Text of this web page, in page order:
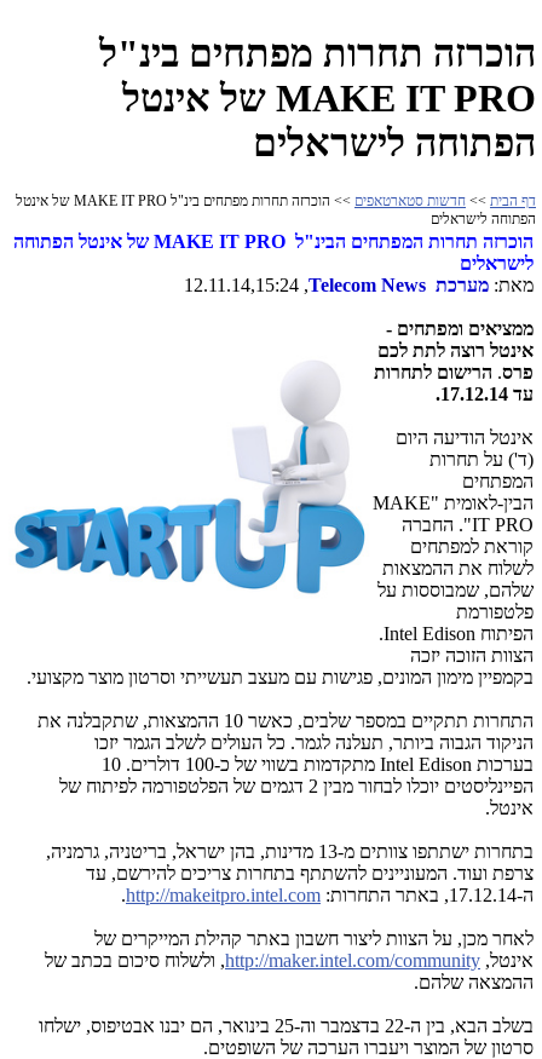
הוכרזה תחרות מפתחים בינ"ל
MAKE IT PRO של אינטל
הפתוחה לישראלים
דף הבית >> חדשות סטארטאפים
>> הוכרזה תחרות מפתחים בינ"ל MAKE IT PRO של אינטל
הפתוחה לישראלים
הוכרזה תחרות המפתחים הבינ"ל MAKE IT PRO של אינטל הפתוחה
לישראלים
מאת: מערכת Telecom News
, 12.11.14,15:24
ממציאים ומפתחים -
אינטל רוצה לתת לכם
פרס. הרישום לתחרות
עד 17.12.14.
אינטל הודיעה היום
(ד') על תחרות
המפתחים
הבין-לאומית "MAKE
IT PRO". החברה
קוראת למפתחים
לשלוח את ההמצאות
שלהם, שמבוססות על
פלטפורמת
הפיתוח Intel Edison
.
הצוות הזוכה יזכה
בקמפיין מימון המונים, פגישות עם מעצב תעשייתי וסרטון מוצר מקצועי.
התחרות תתקיים במספר שלבים, כאשר 10 ההמצאות, שתקבלנה את
הניקוד הגבוה ביותר, תעלנה לגמר. כל העולים לשלב הגמר יזכו
בערכות Intel Edison
מתקדמות בשווי של כ-100 דולרים. 10
הפיינליסטים יוכלו לבחור מבין 2 דגמים של הפלטפורמה לפיתוח של
אינטל.
בתחרות ישתתפו צוותים מ-13 מדינות, בהן ישראל, בריטניה, גרמניה,
צרפת ועוד. המעוניינים להשתתף בתחרות צריכים להירשם, עד
ה-17.12.14, באתר התחרות:
http://makeitpro.intel.com
.
לאחר מכן, על הצוות ליצור חשבון באתר קהילת המייקרים של
אינטל, http://maker.intel.com/community, ולשלוח סיכום בכתב של
ההמצאה שלהם.
בשלב הבא, בין ה-22 בדצמבר וה-25 בינואר, הם יבנו אבטיפוס, ישלחו
סרטון של המוצר ויעברו הערכה של השופטים.